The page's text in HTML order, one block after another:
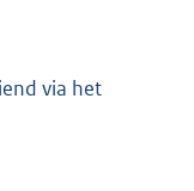
via het